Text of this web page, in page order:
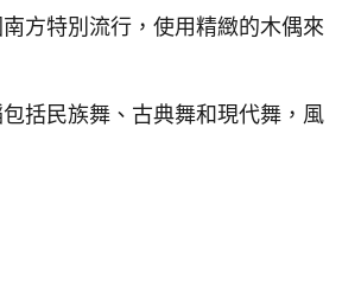
方特別流行，使用精緻的木偶來
括民族舞、古典舞和現代舞，風